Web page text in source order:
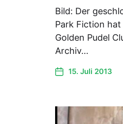
Bild: Der
Park Fiction
Golden Pudel
Archiv…
15. Juli 2013